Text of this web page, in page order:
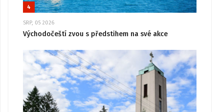
4
SRP, 05 2026
Východočeští zvou s předstihem na své akce